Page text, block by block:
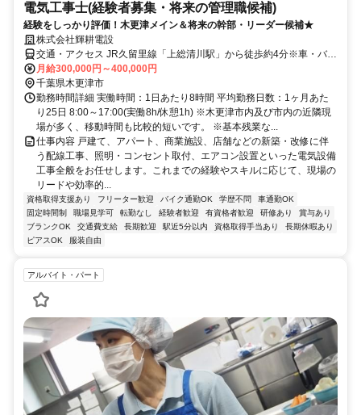
電気工事士(経験者募集・将来の管理職候補)
経験をしっかり評価！木更津メイン＆将来の幹部・リーダー候補★
株式会社輝耕電設
交通・アクセス JR久留里線「上総清川駅」から徒歩約4分※車・バイ
ク通勤OK
月給300,000円～400,000円
千葉県木更津市
勤務時間詳細 実働時間：1日あたり8時間 平均勤務日数：1ヶ月あた
り25日 8:00～17:00(実働8h/休憩1h) ※木更津市内及び市内の近隣現
場が多く、移動時間も比較的短いです。 ※基本残業な...
仕事内容 戸建て、アパート、商業施設、店舗などの新築・改修に伴
う配線工事、照明・コンセント取付、エアコン設置といった電気設備
工事全般をお任せします。これまでの経験やスキルに応じて、現場の
リードや効率的...
資格取得支援あり フリーター歓迎 バイク通勤OK 学歴不問
車通勤OK
固定時間制
職場見学可 転勤なし 経験者歓迎 有資格者歓迎 研修あり
賞与あり
ブランクOK
交通費支給 長期歓迎 駅近5分以内 資格取得手当あり
長期休暇あり
ピアスOK
服装自由
アルバイト・パート